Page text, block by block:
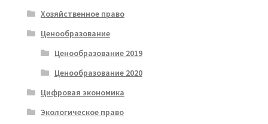
Хозяйственное право
Ценообразование
Ценообразование 2019
Ценообразование 2020
Цифровая экономика
Экологическое право